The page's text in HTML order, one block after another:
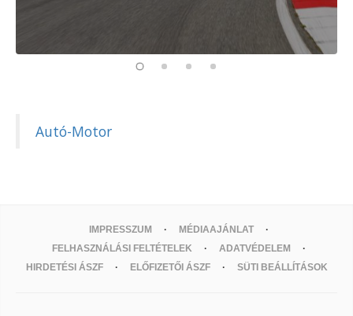
Autó-Motor
IMPRESSZUM
MÉDIAAJÁNLAT
FELHASZNÁLÁSI FELTÉTELEK
ADATVÉDELEM
HIRDETÉSI ÁSZF
ELŐFIZETŐI ÁSZF SÜTI BEÁLLÍTÁSOK